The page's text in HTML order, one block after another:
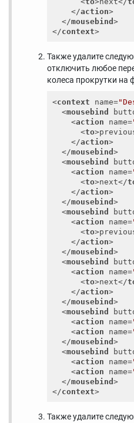
</action>
</mousebind>
</context>
Также удалите
отключить любое
колеса прокрутки на
<context name=
<mousebind
<action name=
<to>
</action>
</mousebind>
<mousebind
<action name=
<to>next</
</action>
</mousebind>
<mousebind
<action name=
<to>
</action>
</mousebind>
<mousebind
<action name=
<to>next</
</action>
</mousebind>
<mousebind
<action name=
<action name=
</mousebind>
<mousebind
<action name=
<action name=
</mousebind>
</context>
Также удалите